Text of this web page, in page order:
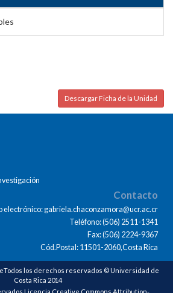
Descargar Ficha de la Unidad
Contacto
electrónico: gabriela.chaconzamora@ucr.ac.cr
Teléfono: (506) 2511-1341
Fax: (506) 2224-9367
Cód.Postal: 11501-2060,Costa Rica
los derechos reservados © Universidad de
Costa Rica 2014